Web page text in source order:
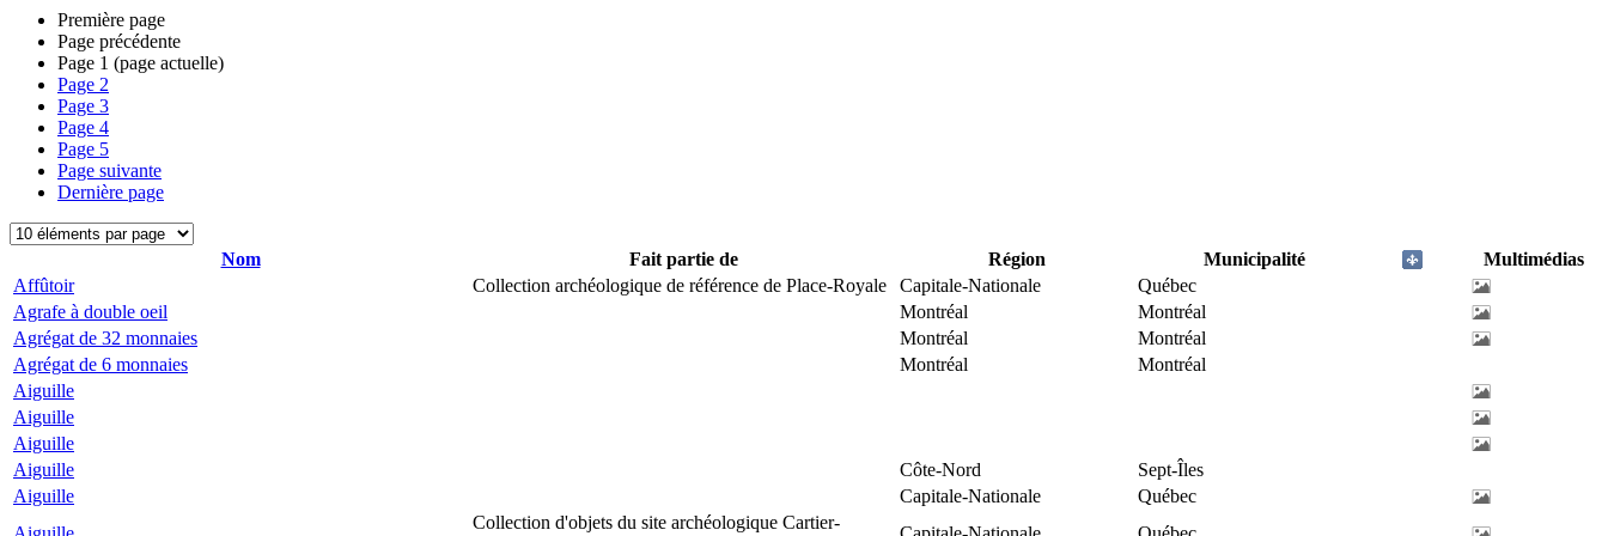
Première page
Page précédente
Page 1 (page actuelle)
Page 2
Page 3
Page 4
Page 5
Page suivante
Dernière page
Nom Fait partie de Région Municipalité
Multimédias
Affûtoir
Collection archéologique de référence de Place-Royale Capitale-Nationale
Québec
Agrafe à double oeil
Montréal
Montréal
Agrégat de 32 monnaies
Montréal
Montréal
Agrégat de 6 monnaies
Montréal
Montréal
Aiguille
Aiguille
Aiguille
Aiguille
Côte-Nord
Sept-Îles
Aiguille
Capitale-Nationale
Québec
Collection d'objets du site archéologique Cartier-